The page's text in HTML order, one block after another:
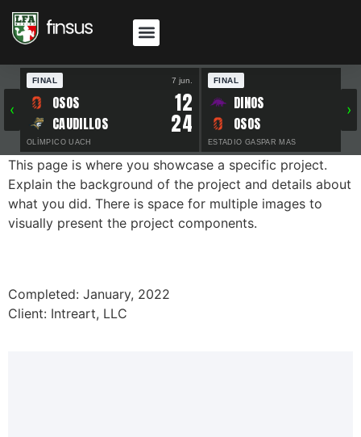
‹
FINAL 7 jun.
OSOS 12
CAUDILLOS 24
OLÍMPICO UACH
FINAL
DINOS
OSOS
ESTADIO GASPAR MAS
›
This page is where you showcase a specific project.
Explain the background of the project and details about
what you did. There is space for multiple images to
visually present the project components.
Completed: January, 2022
Client: Intreart, LLC